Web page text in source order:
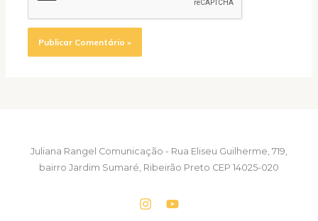
Juliana Rangel Comunicação - Rua Eliseu Guilherme, 719,
bairro Jardim Sumaré, Ribeirão Preto CEP 14025-020